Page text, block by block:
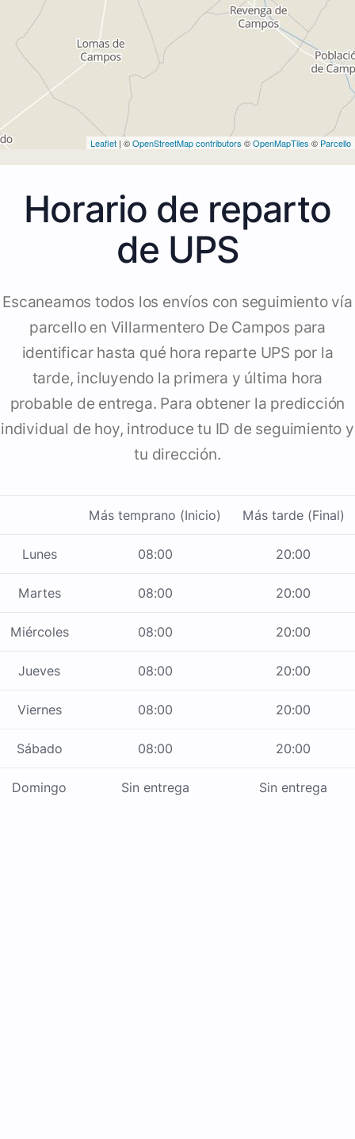
Leaflet | ©OpenStreetMap contributors ©OpenMapTiles © Parcello
Horario de reparto
de UPS
Escaneamos todos los envíos con seguimiento vía
parcello en Villarmentero De Campos para
identificar hasta qué hora reparte UPS por la
tarde, incluyendo la primera y última hora
probable de entrega. Para obtener la predicción
individual de hoy, introduce tu ID de seguimiento y
tu dirección.
Más temprano (Inicio) Más tarde (Final)
Lunes 08:00 20:00
Martes 08:00 20:00
Miércoles 08:00 20:00
Jueves 08:00 20:00
Viernes 08:00 20:00
Sábado 08:00 20:00
Domingo Sin entrega Sin entrega